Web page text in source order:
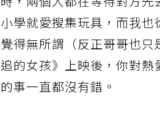
時，兩個人都在等待對方
小學就愛搜集玩具，而我
覺得無所謂（反正哥哥也
追的女孩》上映後，你對
的事一直都沒有錯。